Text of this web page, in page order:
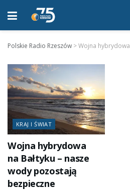
Polskie Radio Rzeszów >Wojna hybrydowa
KRAJ I ŚWIAT
Wojna hybrydowa
na Bałtyku – nasze
wody pozostają
bezpieczne